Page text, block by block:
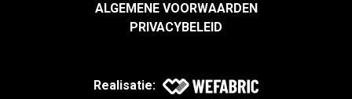
ALGEMENE VOORWAARDEN
PRIVACYBELEID
Realisatie: